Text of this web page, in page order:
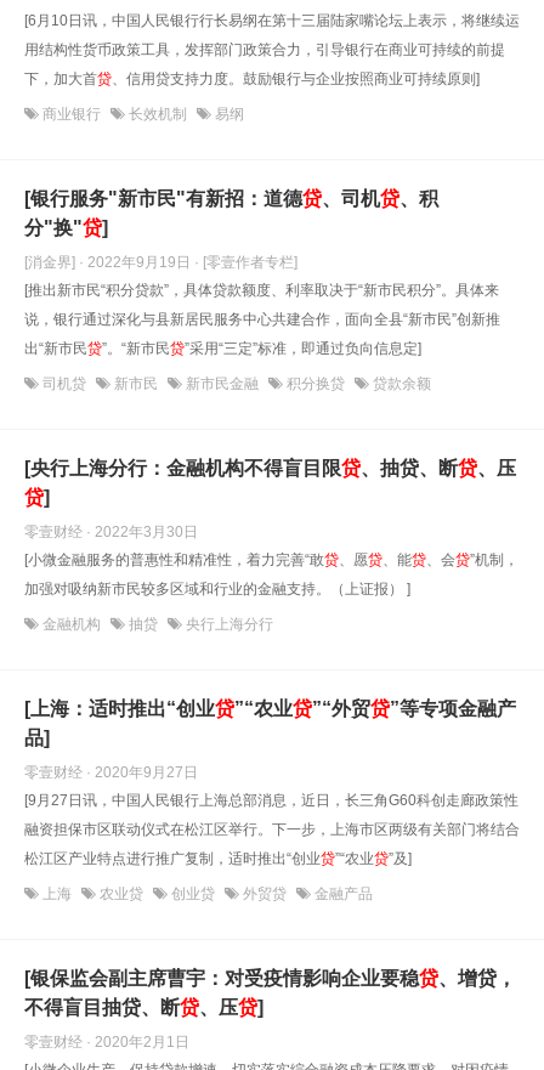
[6月10日讯，中国人民银行行长易纲在第十三届陆家嘴论坛上表示，将继续运
用结构性货币政策工具，发挥部门政策合力，引导银行在商业可持续的前提
下，加大首贷、信用贷支持力度。鼓励银行与企业按照商业可持续原则]
商业银行 长效机制 易纲
[银行服务"新市民"有新招：道德贷、司机贷、积
分"换"贷]
[消金界] · 2022年9月19日 · [零壹作者专栏]
[推出新市民“积分贷款”，具体贷款额度、利率取决于“新市民积分”。具体来
说，银行通过深化与县新居民服务中心共建合作，面向全县“新市民”创新推
出“新市民贷”。“新市民贷”采用“三定”标准，即通过负向信息定]
司机贷 新市民 新市民金融 积分换贷 贷款余额
[央行上海分行：金融机构不得盲目限贷、抽贷、断贷、压
贷]
零壹财经 · 2022年3月30日
[小微金融服务的普惠性和精准性，着力完善“敢贷、愿贷、能贷、会贷”机制，
加强对吸纳新市民较多区域和行业的金融支持。（上证报） ]
金融机构 抽贷 央行上海分行
[上海：适时推出“创业贷”“农业贷”“外贸贷”等专项金融产
品]
零壹财经 · 2020年9月27日
[9月27日讯，中国人民银行上海总部消息，近日，长三角G60科创走廊政策性
融资担保市区联动仪式在松江区举行。下一步，上海市区两级有关部门将结合
松江区产业特点进行推广复制，适时推出“创业贷”“农业贷”及]
上海 农业贷 创业贷 外贸贷 金融产品
[银保监会副主席曹宇：对受疫情影响企业要稳贷、增贷，
不得盲目抽贷、断贷、压贷]
零壹财经 · 2020年2月1日